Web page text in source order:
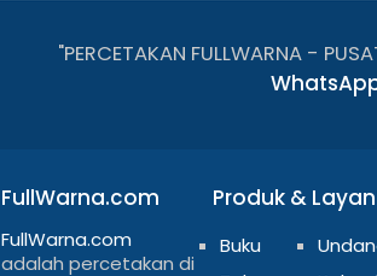
"PERCETAKAN FULLWARNA -
FullWarna.com
FullWarna.com
adalah percetakan di
Produk &
Buku